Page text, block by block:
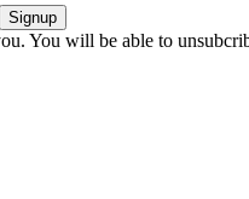
You will be able to